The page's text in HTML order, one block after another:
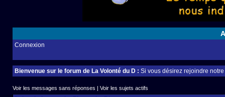
Connexion
Bienvenue sur le forum de La Volonté du D : Si vous désirez rejoindre
Voir les messages sans réponses | Voir les sujets actifs